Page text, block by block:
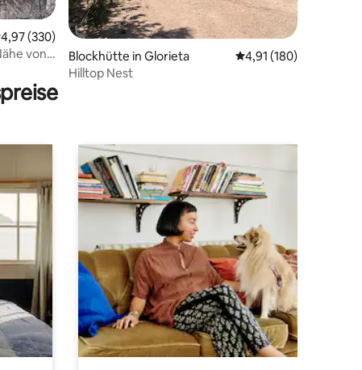
Bewertungen Bewertung: 4,97 von 5, 330 Bewertungen
4,97 (330)
von
Blockhütte in Glorieta Durchschnittliche
4,91 (180)
Hilltop Nest